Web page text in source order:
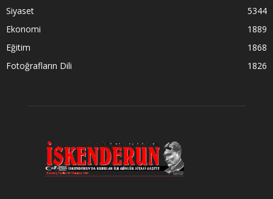
Siyaset
5344
Ekonomi
1889
Eğitim
1868
Fotoğrafların Dili
1826